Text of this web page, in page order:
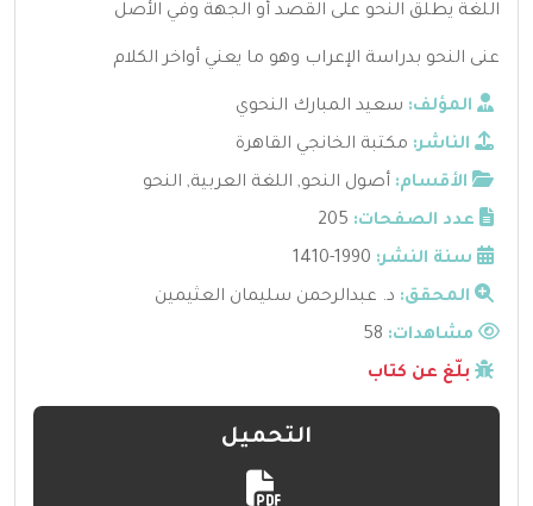
اللغة يطلق النحو على القصد أو الجهة وفي الأصل
عنى النحو بدراسة الإعراب وهو ما يعني أواخر الكلام
المؤلف: سعيد المبارك النحوي
الناشر: مكتبة الخانجي القاهرة
الأقسام: أصول النحو, اللغة العربية, النحو
عدد الصفحات: 205
سنة النشر: 1990-1410
المحقق: د. عبدالرحمن سليمان العثيمين
مشاهدات:
بلّغ عن كتاب
التحميل